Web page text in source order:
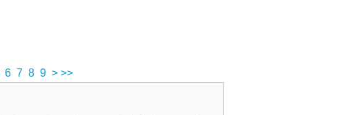
6 7 8 9 >>>